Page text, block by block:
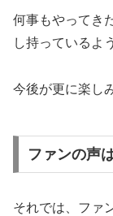
何事もやってき
し持っているよ
今後が更に楽し
ファンの声
それでは、ファ